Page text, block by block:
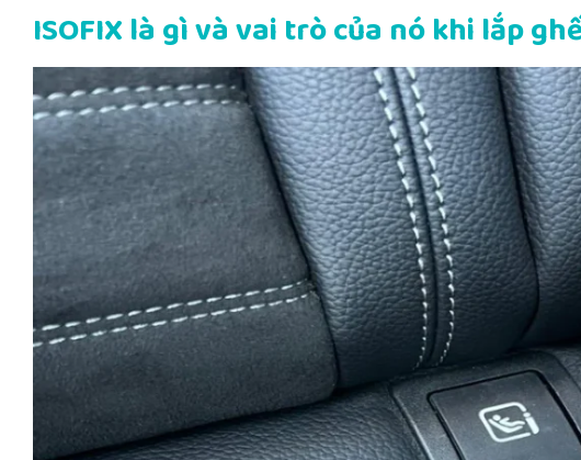
ISOFIX là gì và vai trò của nó khi lắp